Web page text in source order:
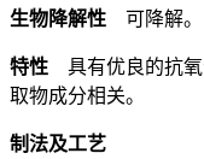
生物降解性 可降解。
特性 具有优良的抗
取物成分相关。
制法及工艺